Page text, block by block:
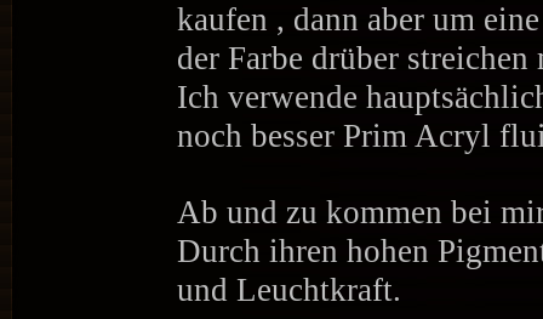
kaufen , dann aber um
der Farbe drüber streichen
Ich verwende
noch besser Prim Acryl
Ab und zu kommen bei
Durch ihren hohen
und Leuchtkraft.